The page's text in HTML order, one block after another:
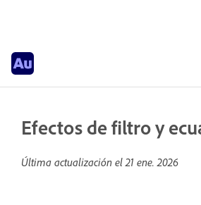
Efectos de filtro y
Última actualización el21 ene. 2026